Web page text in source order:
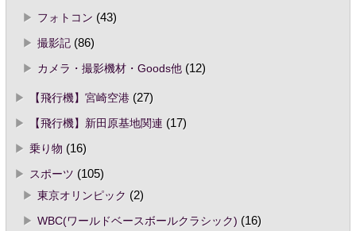
フォトコン (43)
撮影記(86)
カメラ・撮影機材・Goods他(12)
【飛行機】宮崎空港(27)
【飛行機】新田原基地関連 (17)
乗り物 (16)
スポーツ (105)
東京オリンピック (2)
WBC(ワールドベースボールクラシック) (16)